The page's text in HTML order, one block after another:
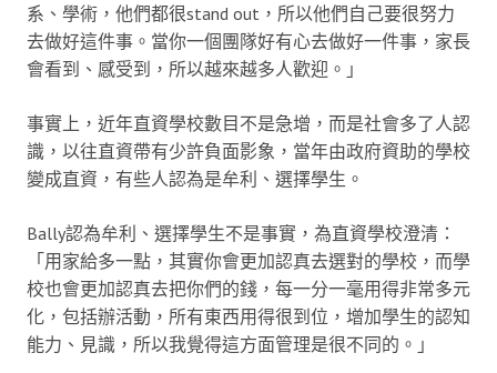
系、學術，他們都很stand out，所以他們自己要很努力
去做好這件事。當你一個團隊好有心去做好一件事，家長
會看到、感受到，所以越來越多人歡迎。」
事實上，近年直資學校數目不是急增，而是社會多了人認
識，以往直資帶有少許負面影象，當年由政府資助的學校
變成直資，有些人認為是牟利、選擇學生。
Bally認為牟利、選擇學生不是事實，為直資學校澄清：
「用家給多一點，其實你會更加認真去選對的學校，而學
校也會更加認真去把你們的錢，每一分一毫用得非常多元
化，包括辦活動，所有東西用得很到位，增加學生的認知
能力、見識，所以我覺得這方面管理是很不同的。」